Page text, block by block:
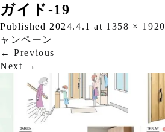
ガイド-19
Published 2024.4.1 at 1358 × 1920
ャンペーン
← Previous
Next →